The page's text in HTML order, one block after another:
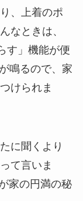
、上着のポ
なときは、
す」機能が便
鳴るので、家
けられま
に聞くより
て言いま
家の円満の秘